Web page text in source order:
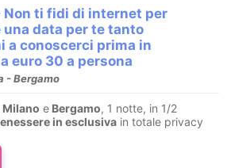
Non ti fidi di internet per
data per te tanto
a conoscerci prima in
euro 30 a persona
- Bergamo
Milano e Bergamo, 1 notte, in 1/2
in esclusiva in totale privacy